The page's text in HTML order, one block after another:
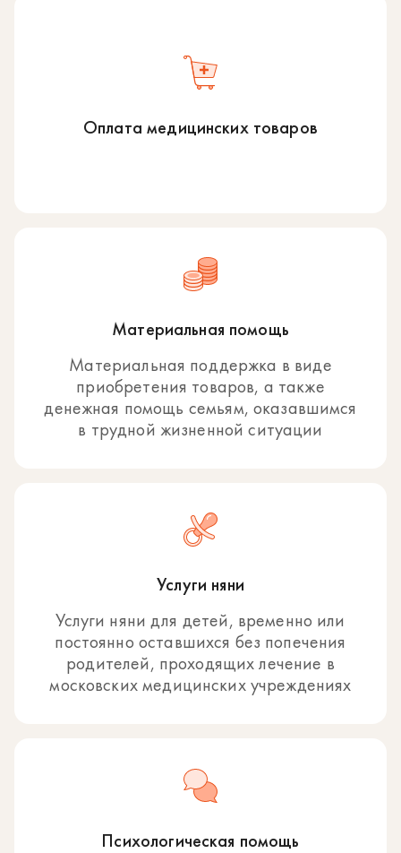
Оплата медицинских товаров
Материальная помощь
Материальная поддержка в виде
приобретения товаров, а также
денежная помощь семьям, оказавшимся
в трудной жизненной ситуации
Услуги няни
Услуги няни для детей, временно или
постоянно оставшихся без попечения
родителей, проходящих лечение в
московских медицинских учреждениях
Психологическая помощь